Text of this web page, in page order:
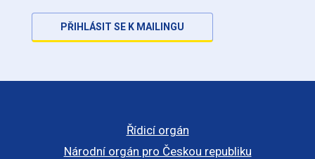
PŘIHLÁSIT SE K MAILINGU
Řídicí orgán
Národní orgán pro Českou republiku